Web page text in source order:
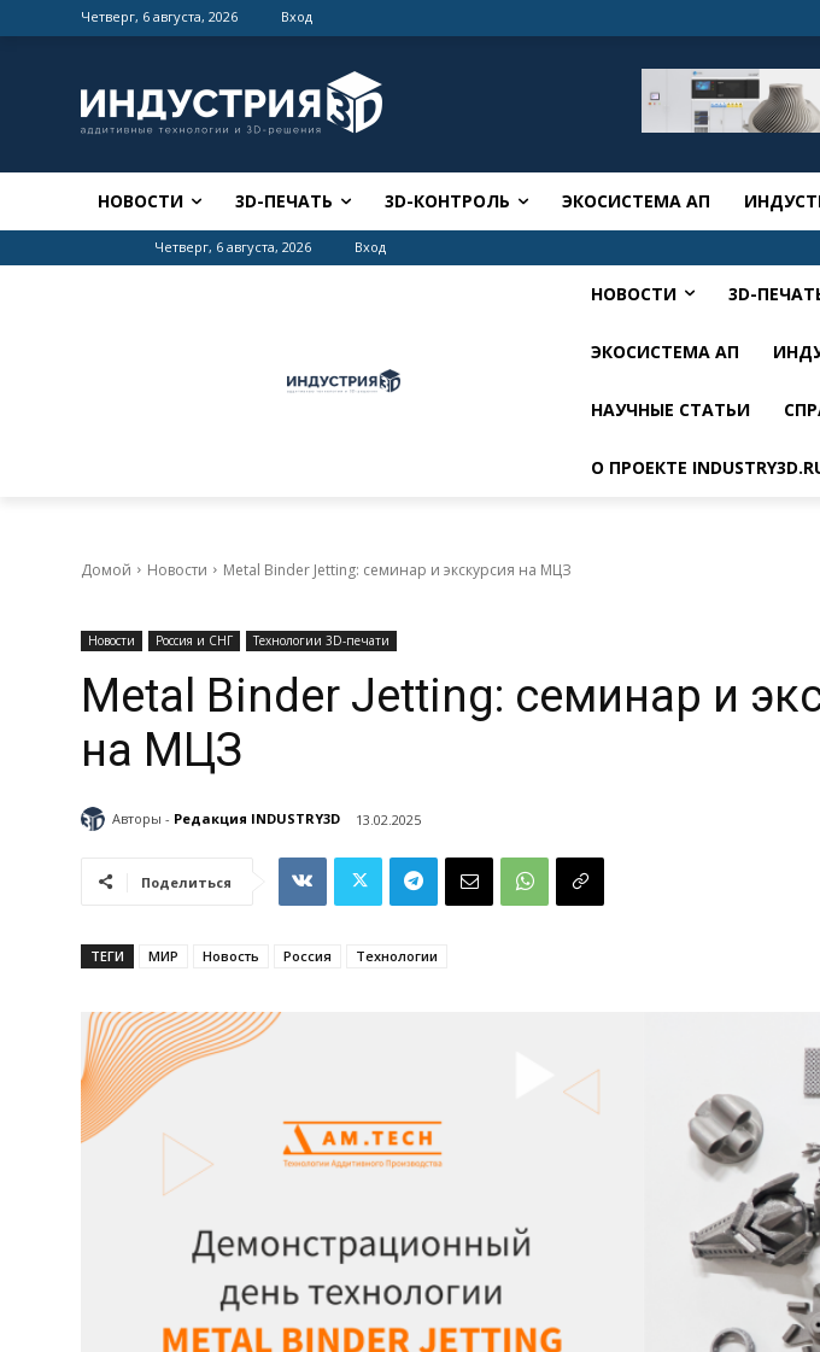
Четверг, 6 августа, 2026 Вход
НОВОСТИ 3D-ПЕЧАТЬ 3D-КОНТРОЛЬ ЭКОСИСТЕМА АП
Четверг, 6 августа, 2026 Вход
НОВОСТИ 3D-
ЭКОСИСТЕМА АП
НАУЧНЫЕ СТАТЬИ
О ПРОЕКТЕ
Домой Новости Metal Binder Jetting: семинар и экскурсия на МЦЗ
Новости Россия и СНГ Технологии 3D-печати
Metal Binder Jetting: семинар и
на МЦЗ
Авторы - Редакция INDUSTRY3D 13.02.2025
Поделиться
ТЕГИ МИР Новость Россия Технологии